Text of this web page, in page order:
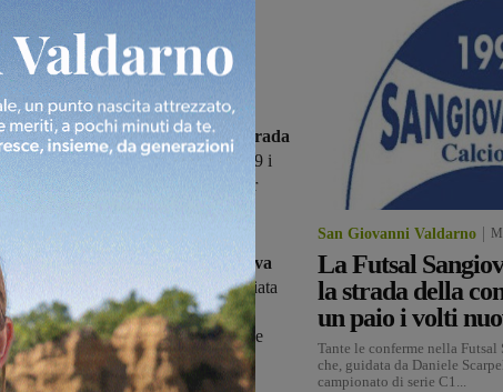
le fiamme hanno
non risultano persone coinvolte
fuoco mentre percorre l'Autostrada
Questa mattina intorno prima delle 9 i
sono intervenuti in corsia sud, per
un furgone.
avvolto il camion che trasportava
utilizzate per la raccolta differenziata
coinvolta, mentre nel tratto
si sono formate code durante le
San Giovanni Valdarno
La Futsal
la strada della
un paio i volti
Tante le conferme nella
che, guidata da Daniele
campionato di serie C1...